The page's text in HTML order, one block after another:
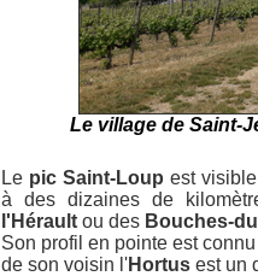
Le village de Saint-
Le pic Saint-Loup est
à des dizaines de
l'Hérault ou des Bouches-
Son profil en pointe est
de son voisin l'Hortus est un